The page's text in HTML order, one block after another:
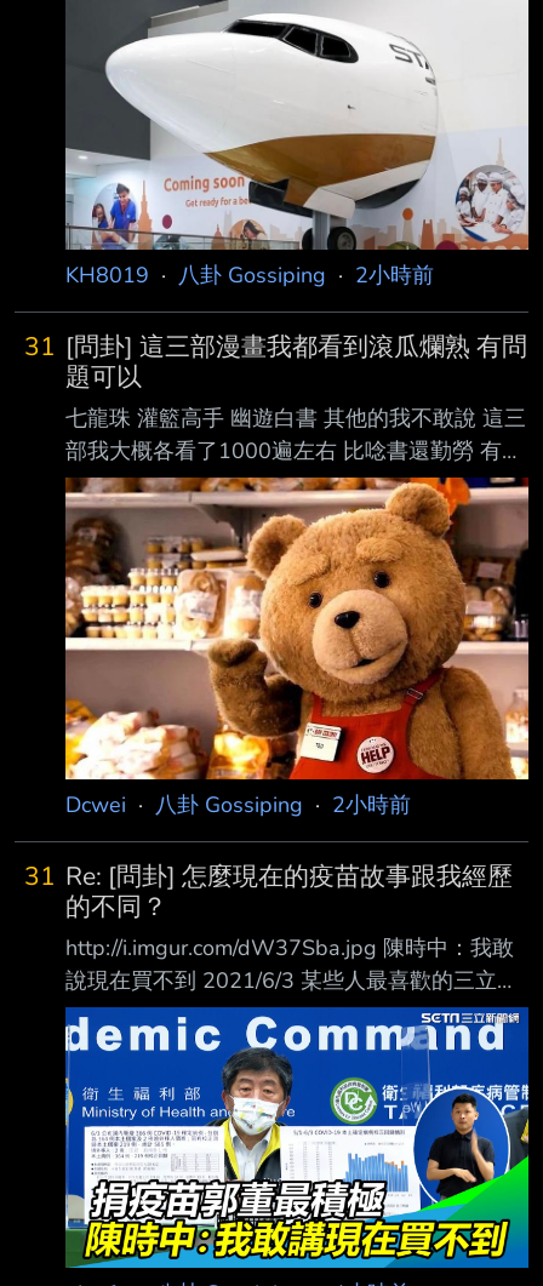
台北市南港區 Mitsui Shopping Park LaLaport
今日下午驚傳意外事故，5樓KidZania樂 園現場
設置的星宇航空A330neo 巨型塗装機頭與機場
出入境情境入口裝置藝術，突然發生 嚴重掉落
意外，大型物件直接從5樓砸落至3樓，導致現場
聲響巨響且大量散落物件掉滿地 ，嚇壞現場購
物與遊玩的民眾。目前相關單位已緊急趕往現場
封鎖
KH8019 · 八卦 Gossiping · 2小時前
31 [問卦] 這三部漫畫我都看到滾瓜爛熟 有問
題可以
七龍珠 灌籃高手 幽遊白書 其他的我不敢說 這三
部我大概各看了1000遍左右 比唸書還勤勞 有什
麼問題的可以問我 這三部的世界 我就如同龍珠
超裡面萬知的祖諾大人
https://i.imgur.com/bmEIELA.jpeg -- 晴子全身
都香的 連X也是香的 天然的 飛影也是 他們都沒
有用髮膠
Dcwei · 八卦 Gossiping · 2小時前
31 Re: [問卦] 怎麼現在的疫苗故事跟我經歷
的不同？
http://i.imgur.com/dW37Sba.jpg 陳時中：我敢
說現在買不到 2021/6/3 某些人最喜歡的三立，
有憑有據 https://youtu.be/hAIlHPAw6io 結果
呢？ 台積電跟鴻海7/12就宣布買到疫 苗，洽談
一定比7/12更早，所以更證明陳時中6月就在詐
騙民眾說民間買不到
https://pr.tsmc.com/chinese/news/2847
http://i.imgur.com/it6ve4q.jpg 2021/9/2慈濟的
郭董的 台積電的 都買到抵達了 ht